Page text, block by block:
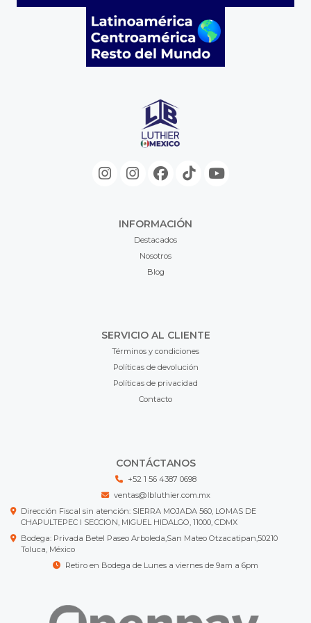
INFORMACIÓN
Destacados
Nosotros
Blog
SERVICIO AL CLIENTE
Términos y condiciones
Políticas de devolución
Políticas de privacidad
Contacto
CONTÁCTANOS
+52 1 56 4387 0698
ventas@lbluthier.com.mx
Dirección Fiscal sin atención: SIERRA MOJADA 560, LOMAS DE
CHAPULTEPEC I SECCION, MIGUEL HIDALGO, 11000, CDMX
Bodega: Privada Betel Paseo Arboleda,San Mateo Otzacatipan,50210
Toluca, México
Retiro en Bodega de Lunes a viernes de 9am a 6pm